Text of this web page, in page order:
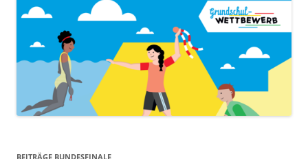
BEITRÄGE BUNDESFINALE